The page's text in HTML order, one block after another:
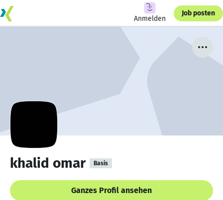
Anmelden
Job posten
khalid omar Basis
Ganzes Profil ansehen